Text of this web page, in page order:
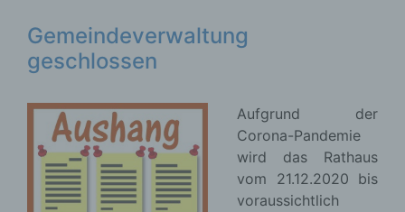
Gemeindeverwaltung
geschlossen
Aufgrund der
Corona-Pandemie
wird das Rathaus
vom 21.12.2020 bis
voraussichtlich